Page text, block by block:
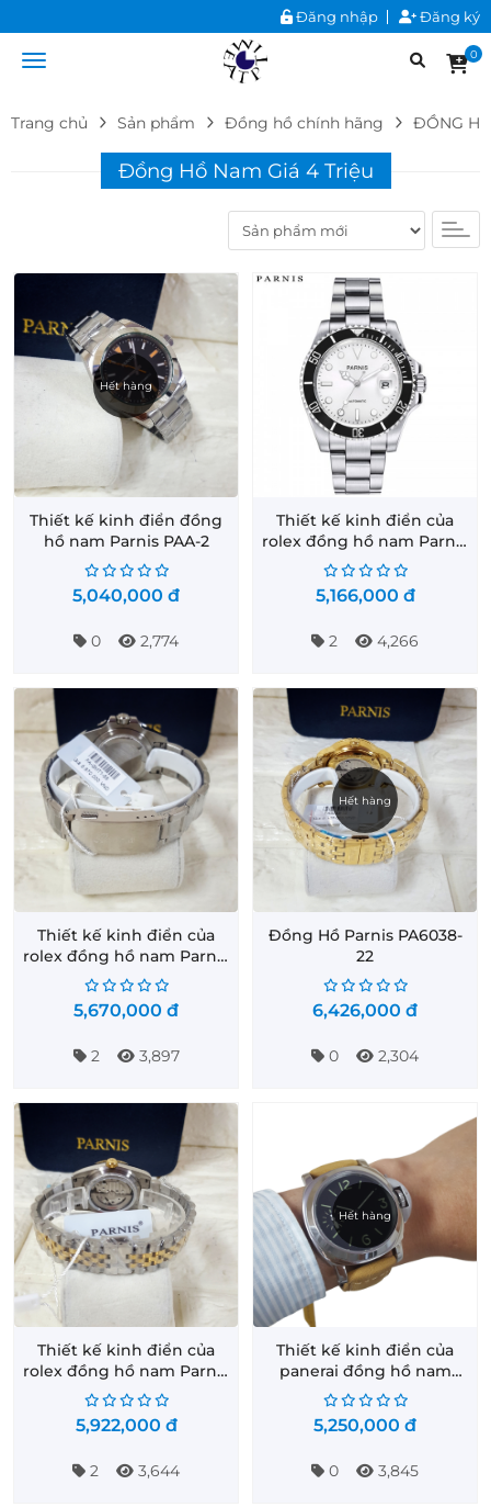
Đăng nhập Đăng ký
0
Trang chủ Sản phẩm Đồng hồ chính hãng ĐỒNG
Đồng Hồ Nam Giá 4 Triệu
Hết hàng
Thiết kế kinh điển đồng
hồ nam Parnis PAA-2
5,040,000 đ
0 2,774
Thiết kế kinh điển của
rolex đồng hồ nam Parnis
PA-GMT1-22
5,166,000 đ
2 4,266
Thiết kế kinh điển của
rolex đồng hồ nam Parnis
PA-GMT1-55
5,670,000 đ
2 3,897
Hết hàng
Đồng Hồ Parnis PA6038-
22
6,426,000 đ
0 2,304
Thiết kế kinh điển của
rolex đồng hồ nam Parnis
PA2112-33
5,922,000 đ
2 3,644
Hết hàng
Thiết kế kinh điển của
panerai đồng hồ nam
PARNIS MM1-2
5,250,000 đ
0 3,845